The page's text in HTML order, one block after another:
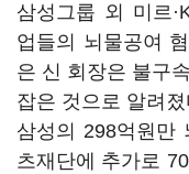
삼성그룹 외 미르
업들의 뇌물공여
은 신 회장은 불구
잡은 것으로 알려
삼성의 298억원만
츠재단에 추가로